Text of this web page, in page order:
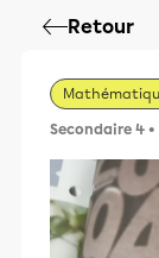
Retour
Secondaire 4